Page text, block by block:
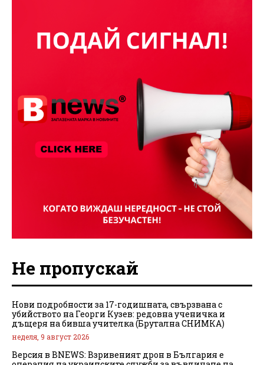
Не пропускай
Нови подробности за 17-годишната, свързвана с
убийството на Георги Кузев: редовна ученичка и
дъщеря на бивша учителка (Брутална СНИМКА)
неделя, 9 август 2026
Версия в BNEWS: Взривеният дрон в България е